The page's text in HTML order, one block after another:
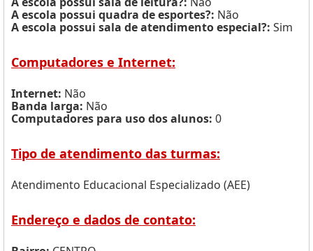
A escola possui quadra de esportes?: Não
A escola possui sala de atendimento especial?: Sim
Computadores e Internet:
Internet: Não
Banda larga: Não
Computadores para uso dos alunos: 0
Tipo de atendimento das turmas:
Atendimento Educacional Especializado (AEE)
Endereço e dados de contato: